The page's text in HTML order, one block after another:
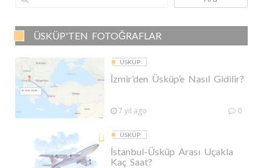
ÜSKÜP'TEN FOTOĞRAFLAR
ÜSKÜP
İzmir’den Üsküp’e Nasıl Gidilir?
7 yıl ago 0
ÜSKÜP
İstanbul-Üsküp Arası Uçakla
Kaç Saat?